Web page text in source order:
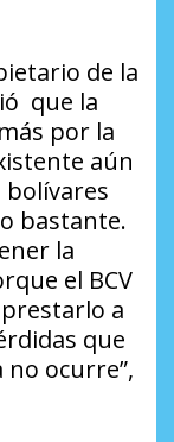
de la
que la
por la
aún
bolívares
bastante.
la
el BCV
a
que
ocurre”,